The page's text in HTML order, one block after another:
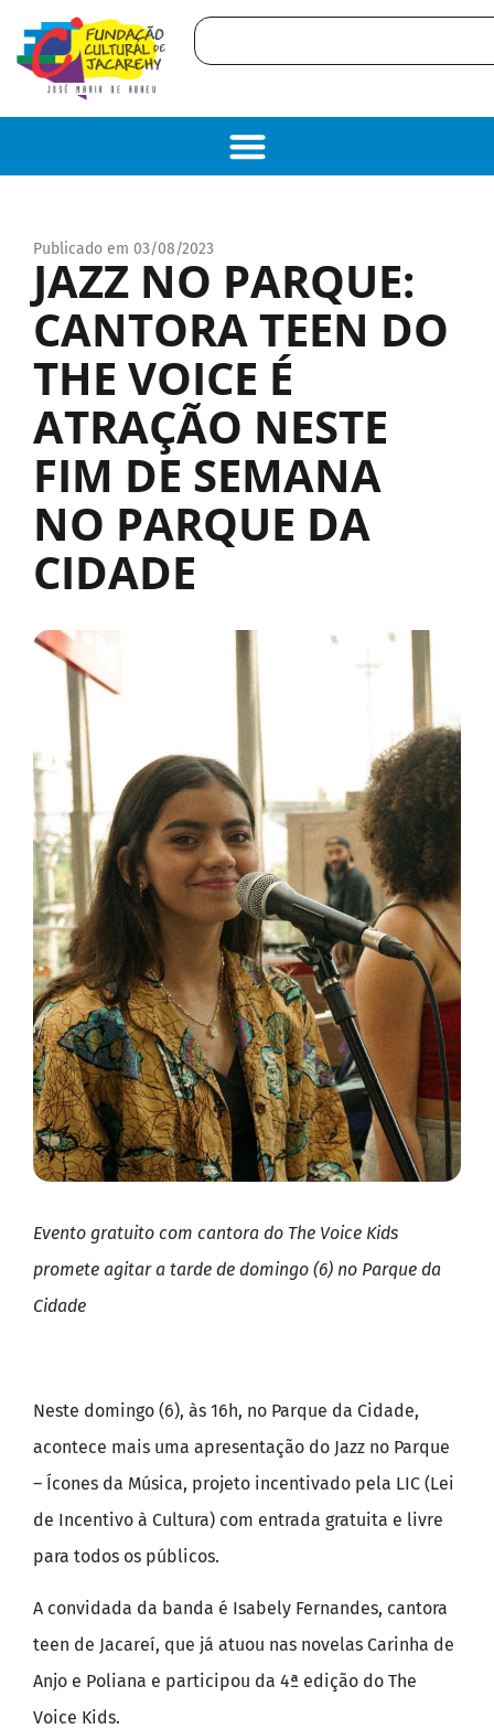
Publicado em 03/08/2023
JAZZ NO PARQUE:
CANTORA TEEN DO
THE VOICE É
ATRAÇÃO NESTE
FIM DE SEMANA
NO PARQUE DA
CIDADE
Evento gratuito com cantora do The Voice Kids
promete agitar a tarde de domingo (6) no Parque da
Cidade
Neste domingo (6), às 16h, no Parque da Cidade,
acontece mais uma apresentação do Jazz no Parque
– Ícones da Música, projeto incentivado pela LIC (Lei
de Incentivo à Cultura) com entrada gratuita e livre
para todos os públicos.
A convidada da banda é Isabely Fernandes, cantora
teen de Jacareí, que já atuou nas novelas Carinha de
Anjo e Poliana e participou da 4ª edição do The
Voice Kids.